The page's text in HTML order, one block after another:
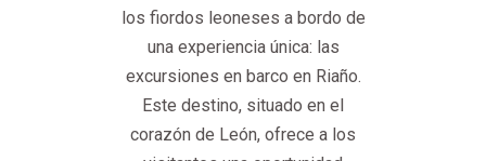
los fiordos leoneses a bordo de
una experiencia única: las
excursiones en barco en Riaño.
Este destino, situado en el
corazón de León, ofrece a los